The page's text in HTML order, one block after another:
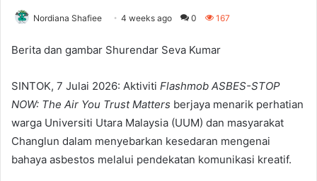
Nordiana Shafiee 4 weeks ago 0 167
Berita dan gambar Shurendar Seva Kumar
SINTOK, 7 Julai 2026: Aktiviti Flashmob ASBES-STOP
NOW: The Air You Trust Matters berjaya menarik perhatian
warga Universiti Utara Malaysia (UUM) dan masyarakat
Changlun dalam menyebarkan kesedaran mengenai
bahaya asbestos melalui pendekatan komunikasi kreatif.